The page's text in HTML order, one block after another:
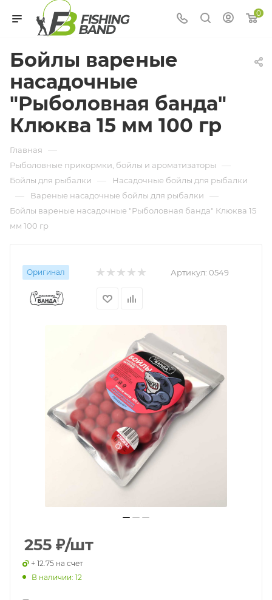
0
Бойлы вареные
насадочные
"Рыболовная банда"
Клюква 15 мм 100 гр
Главная —
Рыболовные прикормки, бойлы и ароматизаторы —
Бойлы для рыбалки — Насадочные бойлы для рыбалки
— Вареные насадочные бойлы для рыбалки —
Бойлы вареные насадочные "Рыболовная банда" Клюква 15
мм 100 гр
Оригинал Артикул: 0549
255 ₽/шт
+ 12.75 на счет
В наличии: 12